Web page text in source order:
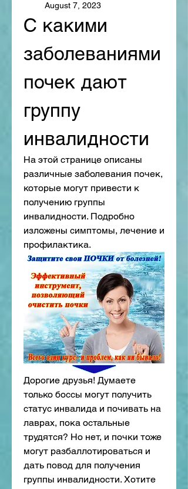
August 7, 2023
С какими
заболеваниями
почек дают
группу
инвалидности
На этой странице описаны
различные заболевания почек,
которые могут привести к
получению группы
инвалидности. Подробно
изложены симптомы, лечение и
профилактика.
Дорогие друзья! Думаете
только боссы могут получить
статус инвалида и почивать на
лаврах, пока остальные
трудятся? Но нет, и почки тоже
могут разбаллотироваться и
дать повод для получения
группы инвалидности. Хотите